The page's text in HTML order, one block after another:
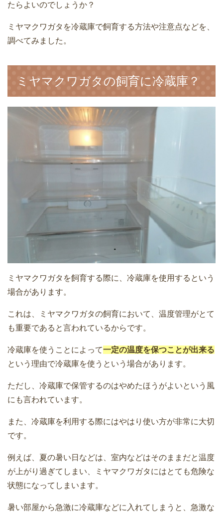
たらよいのでしょうか？
ミヤマクワガタを冷蔵庫で飼育する方法や注意点などを、
調べてみました。
ミヤマクワガタの飼育に冷蔵庫？
ミヤマクワガタを飼育する際に、冷蔵庫を使用するという
場合があります。
これは、ミヤマクワガタの飼育において、温度管理がとて
も重要であると言われているからです。
冷蔵庫を使うことによって一定の温度を保つことが出来る
という理由で冷蔵庫を使うという場合があります。
ただし、冷蔵庫で保管するのはやめたほうがよいという風
にも言われています。
また、冷蔵庫を利用する際にはやはり使い方が非常に大切
です。
例えば、夏の暑い日などは、室内などはそのままだと温度
が上がり過ぎてしまい、ミヤマクワガタにはとても危険な
状態になってしまいます。
暑い部屋から急激に冷蔵庫などに入れてしまうと、急激な